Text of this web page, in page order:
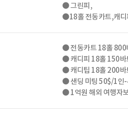
● 그린피,
●18홀 전동카트,캐디
● 전동카트 18홀 800
● 캐디피 18홀 150바
● 캐디팁 18홀 200바
● 샌딩 미팅 50$/1인
● 1억원 해외 여행자